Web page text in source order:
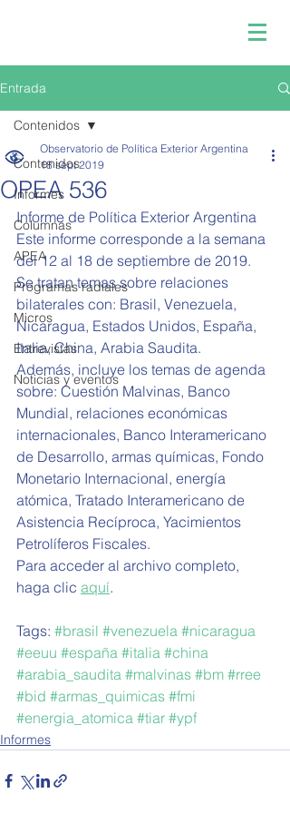
Entrada
Contenidos
Informes
Columnas
APEA
Programas radiales
Micros
Entrevistas
Noticias y eventos
Contenidos
OPEA 536
Observatorio de Política Exterior Argentina
18 sept 2019
Informe de Política Exterior Argentina
Este informe corresponde a la semana
del 12 al 18 de septiembre de 2019.
Se tratan temas sobre relaciones
bilaterales con: Brasil, Venezuela,
Nicaragua, Estados Unidos, España,
Italia, China, Arabia Saudita.
Además, incluye los temas de agenda
sobre: Cuestión Malvinas, Banco
Mundial, relaciones económicas
internacionales, Banco Interamericano
de Desarrollo, armas químicas, Fondo
Monetario Internacional, energía
atómica, Tratado Interamericano de
Asistencia Recíproca, Yacimientos
Petrolíferos Fiscales.
Para acceder al archivo completo,
haga clic aquí.
Tags: #brasil #venezuela #nicaragua
#eeuu #españa #italia #china
#arabia_saudita #malvinas #bm #rree
#bid #armas_quimicas #fmi
#energia_atomica #tiar #ypf
Informes